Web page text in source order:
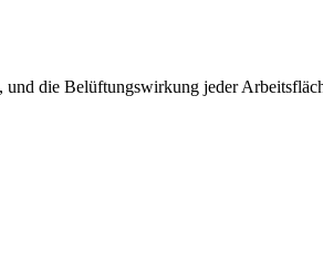
die Belüftungswirkung jeder